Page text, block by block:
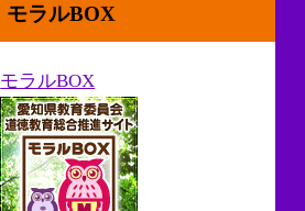
モラルBOX
モラルBOX